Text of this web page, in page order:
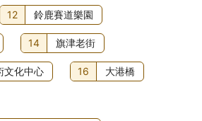
12 鈴鹿賽道樂園
14 旗津老街
文化中心 16 大港橋